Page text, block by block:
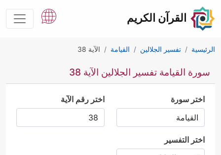
القرآن الكريم
الرئيسية تفسير الجلالين القيامة الآية 38
سورة القيامة تفسير الجلالين الآية 38
اختر سورة اختر رقم الآية
اختر التفسير